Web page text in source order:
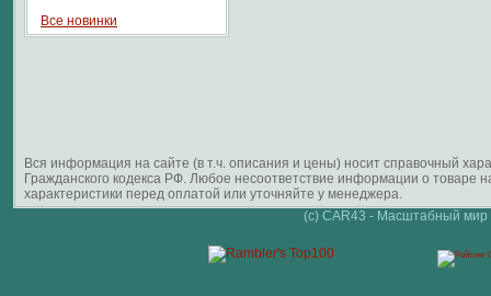
Все новинки
Вся информация на сайте (в т.ч. описания и цены) носит справочный
Гражданского кодекса РФ. Любое несоответствие информации о
характеристики перед оплатой или уточняйте у менеджера.
(c) CAR43 - Масштабный мир